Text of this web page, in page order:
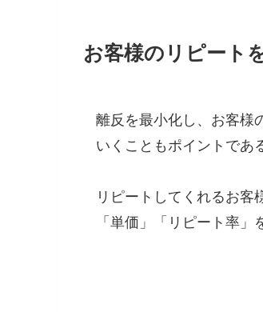
お客様のリピート
離反を最小化し、お客様
いくこともポイントであ
リピートしてくれるお客
「単価」「リピート率」